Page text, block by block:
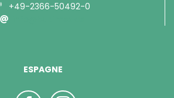
+49-2366-50492-0
ESPAGNE